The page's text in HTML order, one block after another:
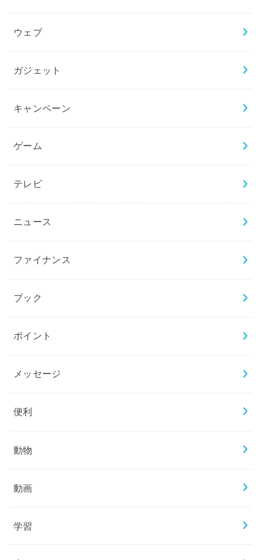
ウェブ
ガジェット
キャンペーン
ゲーム
テレビ
ニュース
ファイナンス
ブック
ポイント
メッセージ
便利
動物
動画
学習